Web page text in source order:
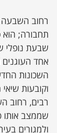
עסקים
רחוב השבעה
תחבורה; הוא
שבעת נופלי
אחד
השכונות
וקובעות
רבים, רחוב
שממצב אותו
ולמגורים